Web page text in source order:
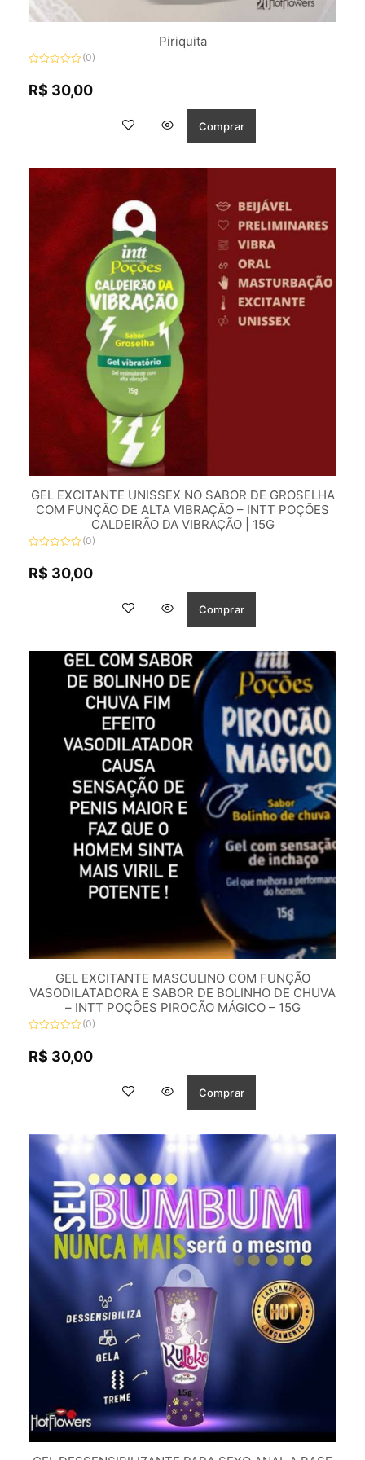
Piriquita
de
(0)
R$ 30,00
Comprar
GEL EXCITANTE UNISSEX NO SABOR DE GROSELHA
COM FUNÇÃO DE ALTA VIBRAÇÃO – INTT POÇÕES
CALDEIRÃO DA VIBRAÇÃO | 15G
de
(0)
R$ 30,00
Comprar
GEL EXCITANTE MASCULINO COM FUNÇÃO
VASODILATADORA E SABOR DE BOLINHO DE CHUVA
– INTT POÇÕES PIROCÃO MÁGICO – 15G
de
(0)
R$ 30,00
Comprar